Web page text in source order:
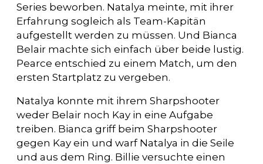
Series beworben. Natalya meinte, mit ihrer
Erfahrung sogleich als Team-Kapitän
aufgestellt werden zu müssen. Und Bianca
Belair machte sich einfach über beide lustig.
Pearce entschied zu einem Match, um den
ersten Startplatz zu vergeben.
Natalya konnte mit ihrem Sharpshooter
weder Belair noch Kay in eine Aufgabe
treiben. Bianca griff beim Sharpshooter
gegen Kay ein und warf Natalya in die Seile
und aus dem Ring. Billie versuchte einen